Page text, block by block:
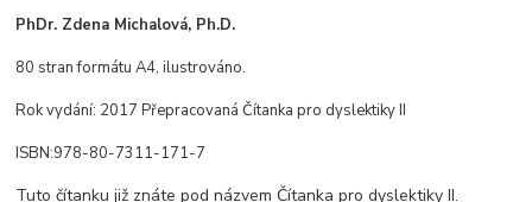
PhDr. Zdena Michalová, Ph.D.
80 stran formátu A4, ilustrováno.
Rok vydání: 2017 Přepracovaná Čítanka pro dyslektiky II
ISBN:978-80-7311-171-7
Tuto čítanku již znáte pod názvem Čítanka pro dyslektiky II.